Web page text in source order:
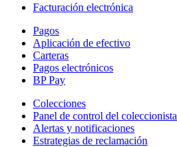
Facturación electrónica
Pagos
Aplicación de efectivo
Carteras
Pagos electrónicos
BP Pay
Colecciones
Panel de control del coleccionista
Alertas y notificaciones
Estrategias de reclamación